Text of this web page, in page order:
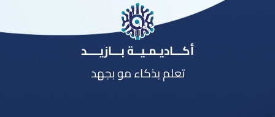
أكـــاديـمـيــة بـــازيــــد
تعلم بذكاء مو بجهد